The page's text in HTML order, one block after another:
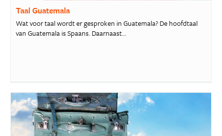
Taal Guatemala
Wat voor taal wordt er gesproken in Guatemala? De hoofdtaal
van Guatemala is Spaans. Daarnaast...